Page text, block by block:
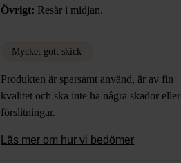
Övrigt: Resår i midjan.
Mycket gott skick
Produkten är sparsamt använd, är av fin
kvalitet och ska inte ha några skador eller
förslitningar.
Läs mer om hur vi bedömer